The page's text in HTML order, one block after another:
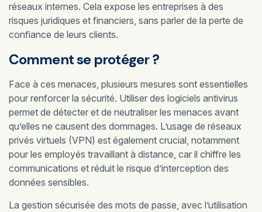
réseaux internes. Cela expose les entreprises à des
risques juridiques et financiers, sans parler de la perte de
confiance de leurs clients.
Comment se protéger ?
Face à ces menaces, plusieurs mesures sont essentielles
pour renforcer la sécurité. Utiliser des logiciels antivirus
permet de détecter et de neutraliser les menaces avant
qu’elles ne causent des dommages. L’usage de réseaux
privés virtuels (VPN) est également crucial, notamment
pour les employés travaillant à distance, car il chiffre les
communications et réduit le risque d’interception des
données sensibles.
La gestion sécurisée des mots de passe, avec l’utilisation